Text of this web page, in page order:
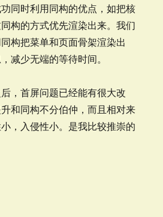
同时利用同构的优点，如把核
构的方式优先渲染出来。我们
构把菜单和页面骨架渲染出
减少无端的等待时间。
，首屏问题已经能有很大改
和同构不分伯仲，而且相对来
，入侵性小。是我比较推崇的